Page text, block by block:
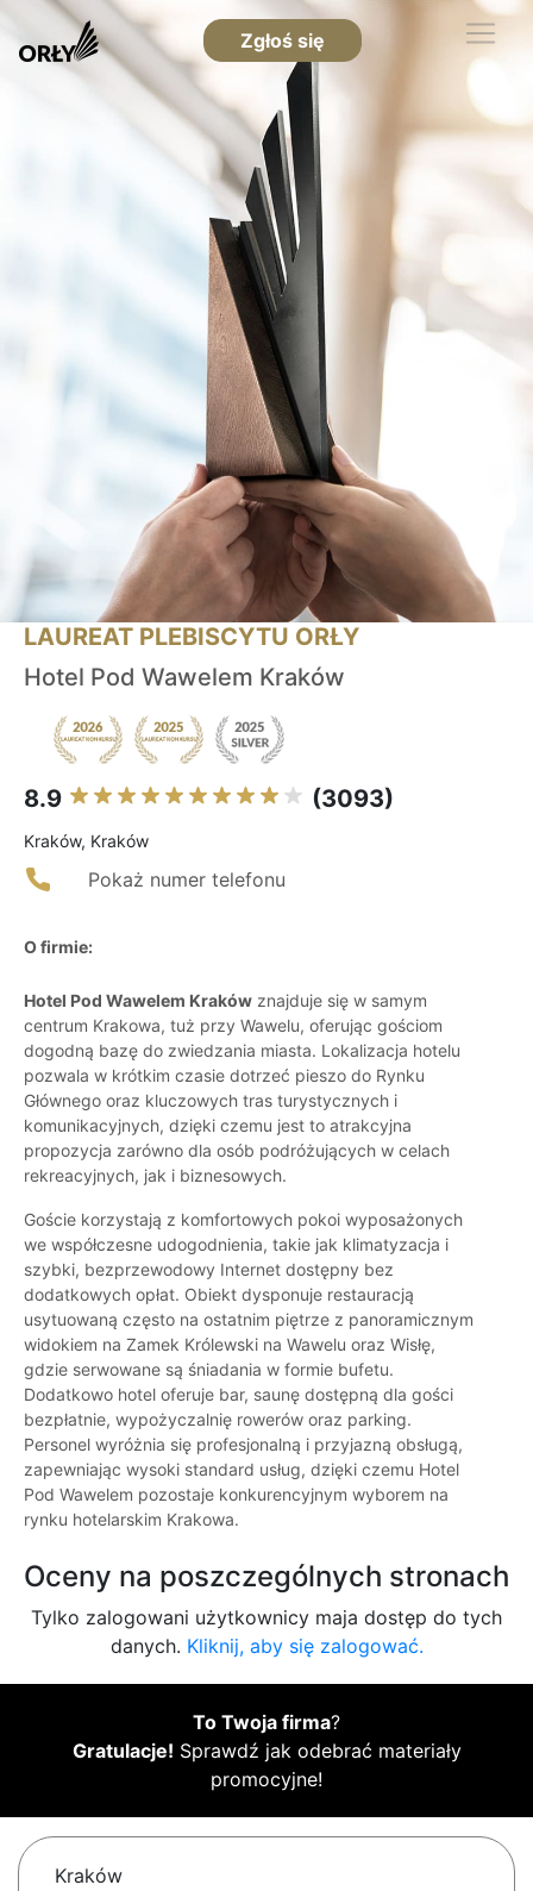
Zgłoś się
LAUREAT PLEBISCYTU ORŁY
Hotel Pod Wawelem Kraków
8.9 (3093)
Kraków, Kraków
Pokaż numer telefonu
O firmie:
Hotel Pod Wawelem Kraków znajduje się w samym
centrum Krakowa, tuż przy Wawelu, oferując gościom
dogodną bazę do zwiedzania miasta. Lokalizacja hotelu
pozwala w krótkim czasie dotrzeć pieszo do Rynku
Głównego oraz kluczowych tras turystycznych i
komunikacyjnych, dzięki czemu jest to atrakcyjna
propozycja zarówno dla osób podróżujących w celach
rekreacyjnych, jak i biznesowych.
Goście korzystają z komfortowych pokoi wyposażonych
we współczesne udogodnienia, takie jak klimatyzacja i
szybki, bezprzewodowy Internet dostępny bez
dodatkowych opłat. Obiekt dysponuje restauracją
usytuowaną często na ostatnim piętrze z panoramicznym
widokiem na Zamek Królewski na Wawelu oraz Wisłę,
gdzie serwowane są śniadania w formie bufetu.
Dodatkowo hotel oferuje bar, saunę dostępną dla gości
bezpłatnie, wypożyczalnię rowerów oraz parking.
Personel wyróżnia się profesjonalną i przyjazną obsługą,
zapewniając wysoki standard usług, dzięki czemu Hotel
Pod Wawelem pozostaje konkurencyjnym wyborem na
rynku hotelarskim Krakowa.
Oceny na poszczególnych stronach
Tylko zalogowani użytkownicy maja dostęp do tych
danych. Kliknij, aby się zalogować.
To Twoja firma?
Gratulacje! Sprawdź jak odebrać materiały
promocyjne!
Kraków